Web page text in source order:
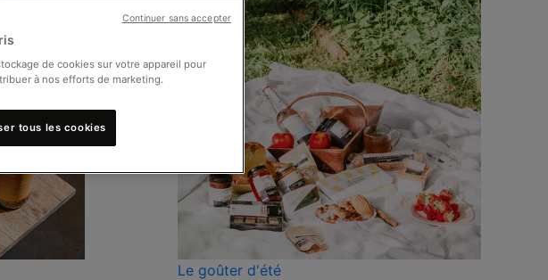
Le goûter d'été
de cookies sur votre appareil pour
à nos efforts de marketing.
tous les cookies
Continuer sans accepter